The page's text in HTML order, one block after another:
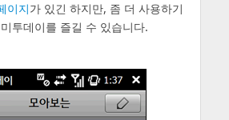
이지가 있긴 하지만, 좀 더 사용하기
투데이를 즐길 수 있습니다.